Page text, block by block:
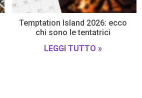
Temptation Island 2026: ecco
chi sono le tentatrici
LEGGI TUTTO »